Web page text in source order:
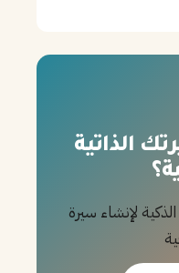
الذاتية
استخدم منصة StylingCV الذكية لإنشاء سيرة